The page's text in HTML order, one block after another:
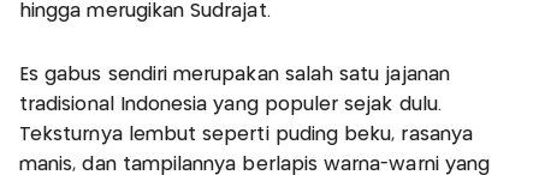
hingga merugikan Sudrajat.
Es gabus sendiri merupakan salah satu jajanan
tradisional Indonesia yang populer sejak dulu.
Teksturnya lembut seperti puding beku, rasanya
manis, dan tampilannya berlapis warna-warni yang